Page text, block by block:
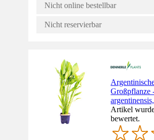
Nicht online bestellbar
Nicht reservierbar
Großpflanze
Artikel
bewertet.